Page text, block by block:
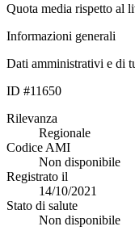
Quota media rispetto al
Informazioni generali
Dati amministrativi e di
ID #11650
Rilevanza
Regionale
Codice AMI
Non disponibile
Registrato il
14/10/2021
Stato di salute
Non disponibile